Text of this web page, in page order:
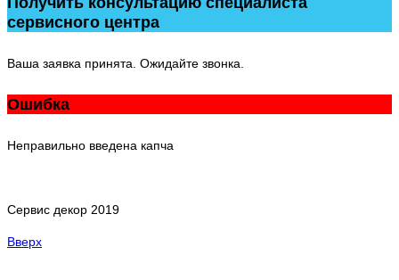
сервисного центра
Ваша заявка принята. Ожидайте звонка.
Ошибка
Неправильно введена капча
Сервис декор 2019
Вверх